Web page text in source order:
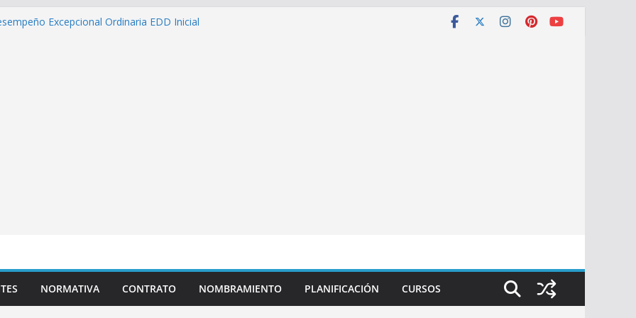
Excepcional Ordinaria EDD Inicial
NORMATIVA CONTRATO NOMBRAMIENTO PLANIFICACIÓN CURSOS